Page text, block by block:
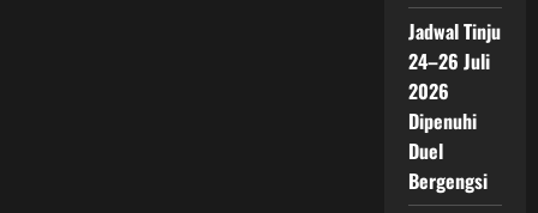
Jadwal Tinju
24–26 Juli
2026
Dipenuhi
Duel
Bergengsi